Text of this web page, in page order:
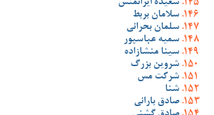
سعیده ایرانمنش
سلامان بربط
سلمان بحرانی
سمیه عباسپور
سینا منشازاده
شروین بزرگ
شرکت مس
شنا
صادق بارانی